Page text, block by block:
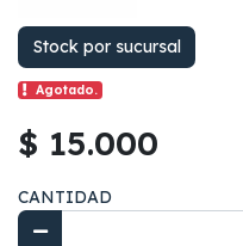
Stock por sucursal
Agotado.
$ 15.000
CANTIDAD